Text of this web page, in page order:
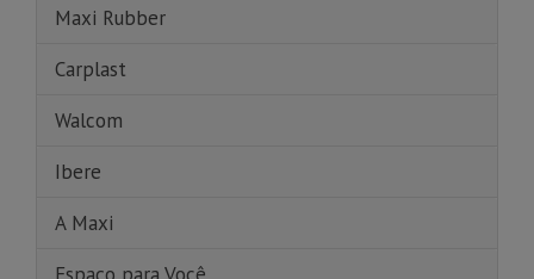
Maxi Rubber
Carplast
Walcom
Ibere
A Maxi